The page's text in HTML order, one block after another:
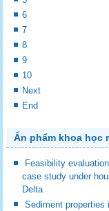
6
7
8
9
10
Next
End
Ấn phẩm khoa học
Feasibility
case study under
Delta
Sediment